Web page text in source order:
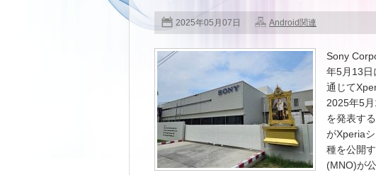
2025年05月07日 Android関連
Sony
年5月13日
通じて
2025年5
を発表す
がXperia
種を公開
(MNO)が